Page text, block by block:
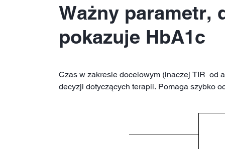
Ważny parametr,
pokazuje HbA1c
Czas w zakresie docelowym (inaczej TIR od
decyzji dotyczących terapii. Pomaga szybko